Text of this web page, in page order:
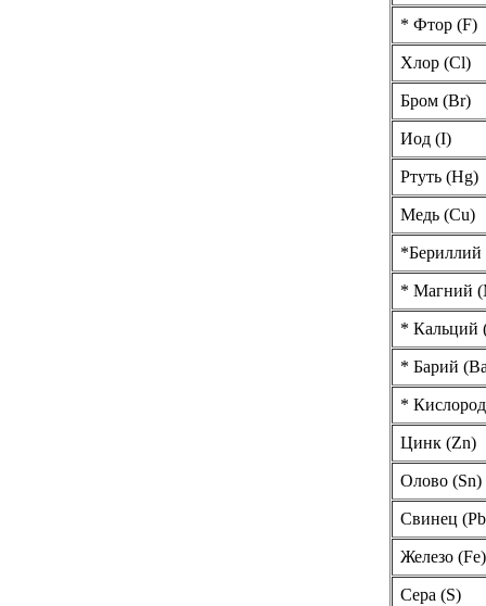
* Фтор (F)
Хлор (Cl)
Бром (Br)
Иод (I)
Ртуть (Hg)
Медь (Cu)
*Бериллий
* Магний
* Кальций
* Барий
*
Цинк (Zn)
Олово (Sn)
Свинец
Железо (Fe)
Сера (S)